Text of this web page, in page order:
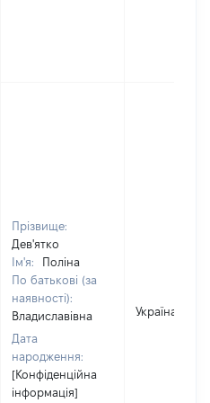
Прізвище:
Дев'ятко
Ім'я:
Поліна
По батькові (за
наявності):
Владиславівна
Дата
народження:
[Конфіденційна
інформація]
Україна